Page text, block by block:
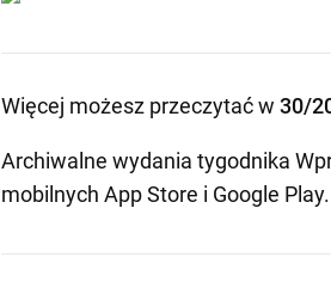
Więcej możesz przeczytać w 30/
Archiwalne wydania tygodnika
mobilnych App Store i Google Play.